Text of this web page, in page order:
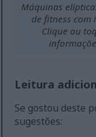
Máquinas
de fitness
Clique ou
Leitura
Se gostou deste
sugestões: